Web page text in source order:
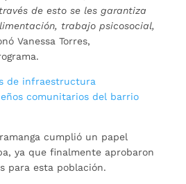
de esto se les garantiza
trabajo psicosocial,
Vanessa Torres,
de infraestructura
comunitarios del barrio
cumplió un papel
ya que finalmente aprobaron
para esta población.